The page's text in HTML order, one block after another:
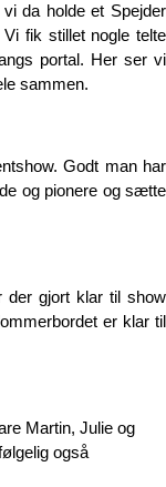
da holde et Spejder
fik stillet nogle telte
portal. Her ser vi
sammen.
Godt man har
og pionere og sætte
der gjort klar til show
er klar til
Martin, Julie og
også